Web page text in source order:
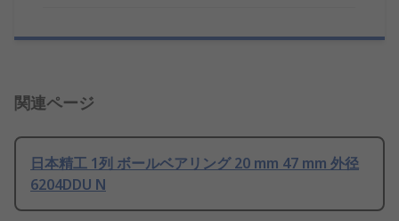
関連ページ
日本精工 1列 ボールベアリング 20 mm 47 mm 外径
6204DDU N